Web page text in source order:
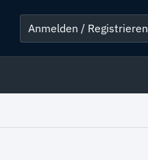
Anmelden / Registrieren